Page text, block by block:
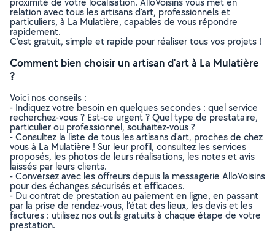
relation avec tous les artisans d'art, professionnels et
particuliers, à La Mulatière, capables de vous répondre
rapidement.
C’est gratuit, simple et rapide pour réaliser tous vos projets !
Comment bien choisir un artisan d'art à La Mulatière
?
Voici nos conseils :
- Indiquez votre besoin en quelques secondes : quel service
recherchez-vous ? Est-ce urgent ? Quel type de prestataire,
particulier ou professionnel, souhaitez-vous ?
- Consultez la liste de tous les artisans d'art, proches de chez
vous à La Mulatière ! Sur leur profil, consultez les services
proposés, les photos de leurs réalisations, les notes et avis
laissés par leurs clients.
- Conversez avec les offreurs depuis la messagerie AlloVoisins
pour des échanges sécurisés et efficaces.
- Du contrat de prestation au paiement en ligne, en passant
par la prise de rendez-vous, l’état des lieux, les devis et les
factures : utilisez nos outils gratuits à chaque étape de votre
prestation.